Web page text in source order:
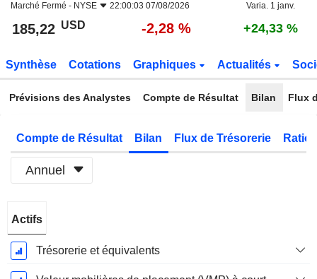
Marché Fermé - NYSE 22:00:03 07/08/2026 Varia. 1 janv.
185,22 USD -2,28 % +24,33 %
Synthèse Cotations Graphiques Actualités
Prévisions des Analystes Compte de Résultat Bilan Flux
Compte de Résultat Bilan Flux de Trésorerie
Annuel
Fiscale:
Décembre
Actifs
Trésorerie et équivalents